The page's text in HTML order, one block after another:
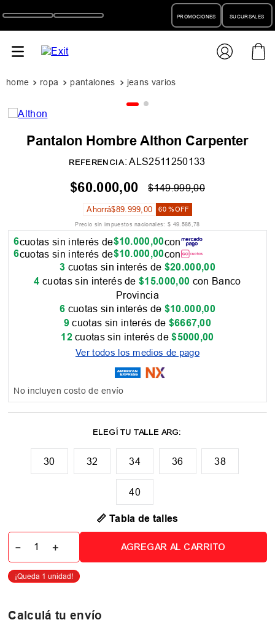
PROMOCIONES SUCURSALES
ropa pantalones jeans varios
Pantalon Hombre Althon Carpenter
REFERENCIA:ALS2511250133
$60.000,00 $149.999,00
Ahorrá$89.999,00 60 %OFF
Precio sin impuestos nacionales: $ 49.586,78
6cuotas sin interés de$10.000,00con
6cuotas sin interés de$10.000,00con
3 cuotas sin interés de $20.000,00
4 cuotas sin interés de$15.000,00 con Banco
Provincia
6 cuotas sin interés de $10.000,00
9 cuotas sin interés de $6667,00
12 cuotas sin interés de$5000,00
Ver todos los medios de pago
No incluyen costo de envío
30 32 34 36 38
40
📏 Tabla de talles
＋
－ AGREGAR AL CARRITO
Calculá tu envío